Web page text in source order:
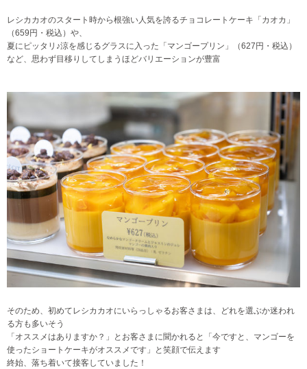
レシカカオのスタート時から根強い人気を誇るチョコレートケーキ「カオカ」
（659円・税込）や、
夏にピッタリ♪涼を感じるグラスに入った「マンゴープリン」（627円・税込）
など、思わず目移りしてしまうほどバリエーションが豊富
そのため、初めてレシカカオにいらっしゃるお客さまは、どれを選ぶか迷われ
る方も多いそう
「オススメはありますか？」とお客さまに聞かれると「今ですと、マンゴーを
使ったショートケーキがオススメです」と笑顔で伝えます
終始、落ち着いて接客していました！